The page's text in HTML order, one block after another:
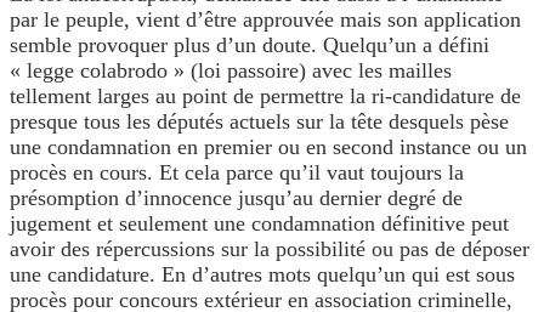
par le peuple, vient d’être approuvée mais son application
semble provoquer plus d’un doute. Quelqu’un a défini
« legge colabrodo » (loi passoire) avec les mailles
tellement larges au point de permettre la ri-candidature de
presque tous les députés actuels sur la tête desquels pèse
une condamnation en premier ou en second instance ou un
procès en cours. Et cela parce qu’il vaut toujours la
présomption d’innocence jusqu’au dernier degré de
jugement et seulement une condamnation définitive peut
avoir des répercussions sur la possibilité ou pas de déposer
une candidature. En d’autres mots quelqu’un qui est sous
procès pour concours extérieur en association criminelle,